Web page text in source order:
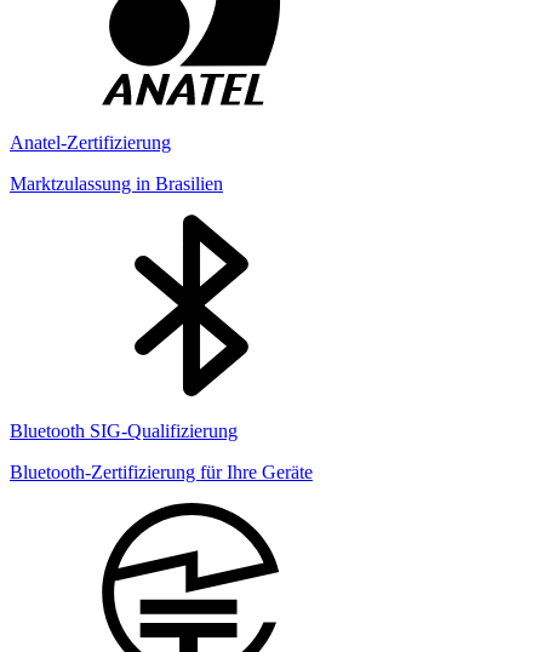
Anatel-Zertifizierung
Marktzulassung in Brasilien
Bluetooth SIG-Qualifizierung
Bluetooth-Zertifizierung für Ihre Geräte